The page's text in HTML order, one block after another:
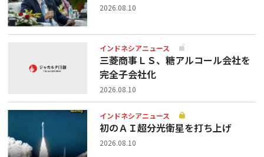
2026.08.10
インドネシアニュース
三菱商事ＬＳ、糖アルコール会社を
完全子会社化
2026.08.10
インドネシアニュース
初のＡＩ超分光衛星を打ち上げ
2026.08.10